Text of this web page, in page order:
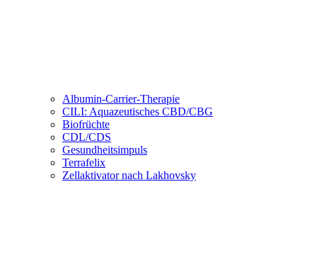
Albumin-Carrier-Therapie
CILI: Aquazeutisches CBD/CBG
Biofrüchte
CDL/CDS
Gesundheitsimpuls
Terrafelix
Zellaktivator nach Lakhovsky